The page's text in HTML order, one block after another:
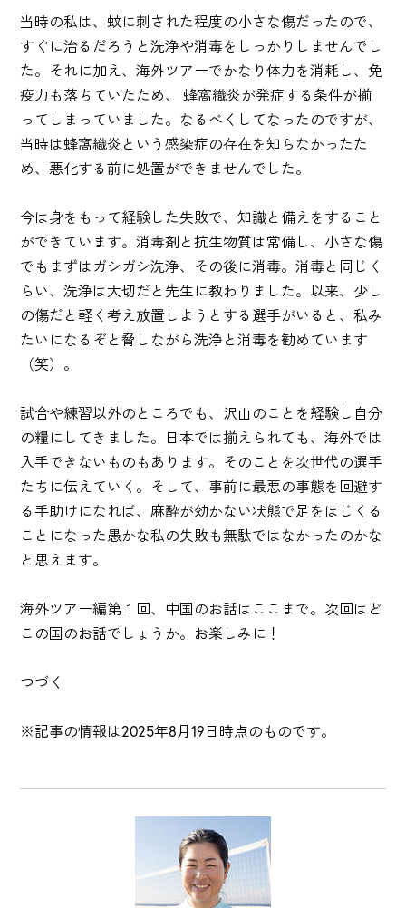
当時の私は、蚊に刺された程度の小さな傷だったので、
すぐに治るだろうと洗浄や消毒をしっかりしませんでし
た。それに加え、海外ツアーでかなり体力を消耗し、免
疫力も落ちていたため、 蜂窩織炎が発症する条件が揃
ってしまっていました。なるべくしてなったのですが、
当時は蜂窩織炎という感染症の存在を知らなかったた
め、悪化する前に処置ができませんでした。
今は身をもって経験した失敗で、知識と備えをすること
ができています。消毒剤と抗生物質は常備し、小さな傷
でもまずはガシガシ洗浄、その後に消毒。消毒と同じく
らい、洗浄は大切だと先生に教わりました。以来、少し
の傷だと軽く考え放置しようとする選手がいると、私み
たいになるぞと脅しながら洗浄と消毒を勧めています
（笑）。
試合や練習以外のところでも、沢山のことを経験し自分
の糧にしてきました。日本では揃えられても、海外では
入手できないものもあります。そのことを次世代の選手
たちに伝えていく。そして、事前に最悪の事態を回避す
る手助けになれば、麻酔が効かない状態で足をほじくる
ことになった愚かな私の失敗も無駄ではなかったのかな
と思えます。
海外ツアー編第１回、中国のお話はここまで。次回はど
この国のお話でしょうか。お楽しみに！
つづく
※記事の情報は2025年8月19日時点のものです。